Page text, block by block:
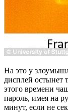
На это у
дисплей остынет
этого времени
пароль, имея на
минут, если не